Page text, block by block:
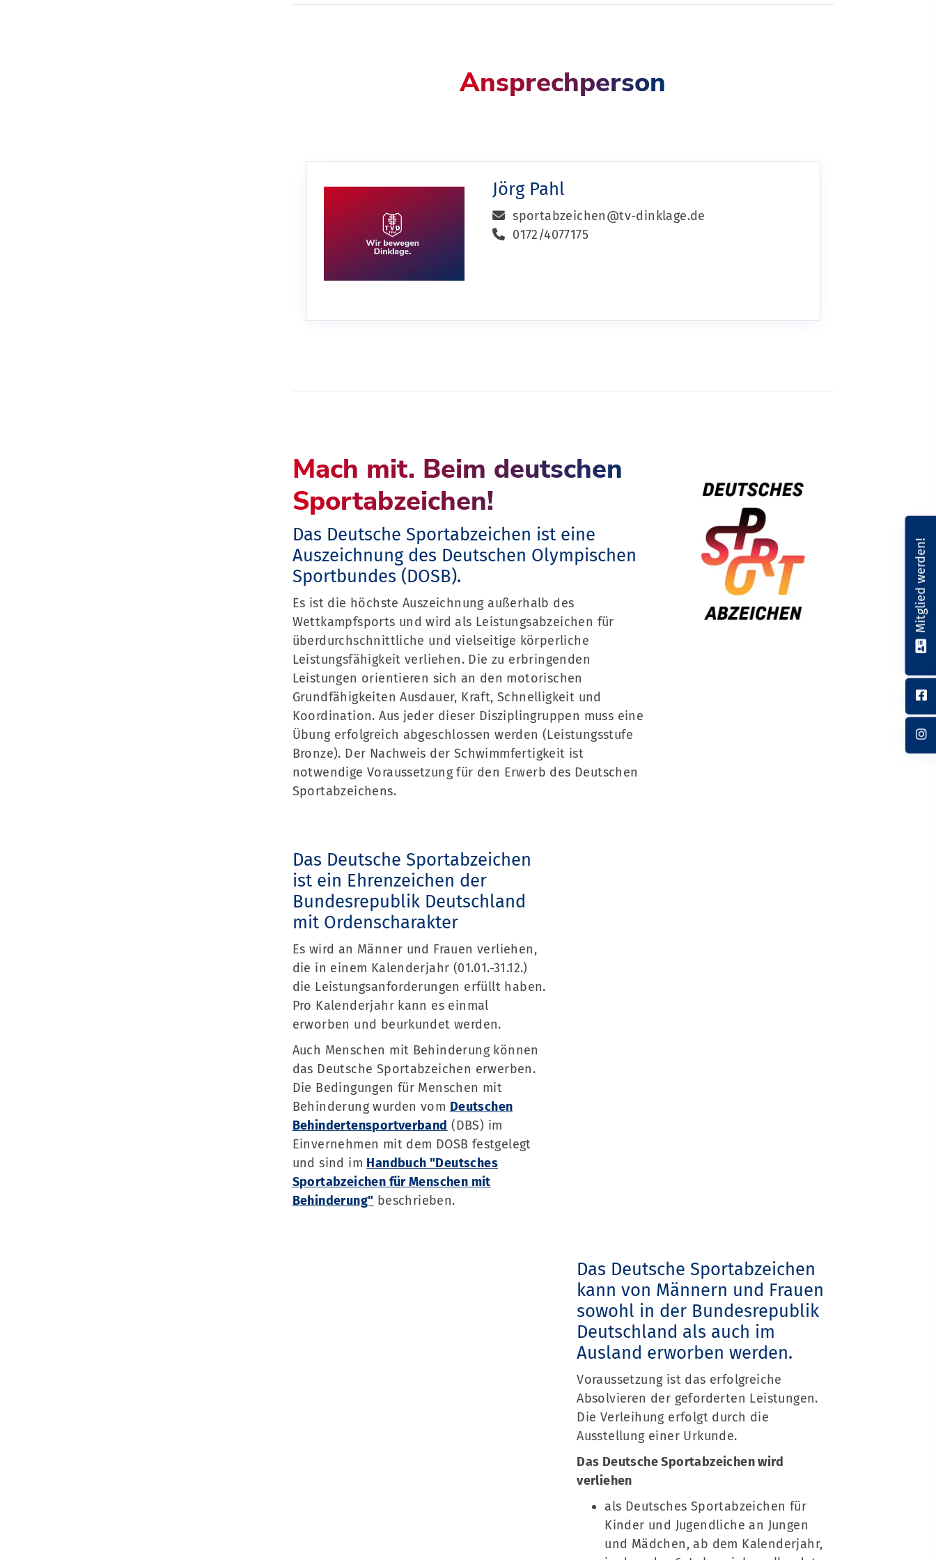
Ansprechperson
Jörg Pahl
sportabzeichen@tv-dinklage.de
0172/4077175
Mach mit. Beim deutschen
Sportabzeichen!
Das Deutsche Sportabzeichen ist eine
Auszeichnung des Deutschen Olympischen
Sportbundes (DOSB).
Es ist die höchste Auszeichnung außerhalb des
Wettkampfsports und wird als Leistungsabzeichen für
überdurchschnittliche und vielseitige körperliche
Leistungsfähigkeit verliehen. Die zu erbringenden
Leistungen orientieren sich an den motorischen
Grundfähigkeiten Ausdauer, Kraft, Schnelligkeit und
Koordination. Aus jeder dieser Disziplingruppen muss eine
Übung erfolgreich abgeschlossen werden (Leistungsstufe
Bronze). Der Nachweis der Schwimmfertigkeit ist
notwendige Voraussetzung für den Erwerb des Deutschen
Sportabzeichens.
Das Deutsche Sportabzeichen
ist ein Ehrenzeichen der
Bundesrepublik Deutschland
mit Ordenscharakter
Es wird an Männer und Frauen verliehen,
die in einem Kalenderjahr (01.01.-31.12.)
die Leistungsanforderungen erfüllt haben.
Pro Kalenderjahr kann es einmal
erworben und beurkundet werden.
Auch Menschen mit Behinderung können
das Deutsche Sportabzeichen erwerben.
Die Bedingungen für Menschen mit
Behinderung wurden vom Deutschen
Behindertensportverband (DBS) im
Einvernehmen mit dem DOSB festgelegt
und sind im Handbuch "Deutsches
Sportabzeichen für Menschen mit
Behinderung" beschrieben.
Das Deutsche Sportabzeichen
kann von Männern und Frauen
sowohl in der Bundesrepublik
Deutschland als auch im
Ausland erworben werden.
Voraussetzung ist das erfolgreiche
Absolvieren der geforderten Leistungen.
Die Verleihung erfolgt durch die
Ausstellung einer Urkunde.
Das Deutsche Sportabzeichen wird
verliehen
als Deutsches Sportabzeichen für
Kinder und Jugendliche an Jungen
und Mädchen, ab dem Kalenderjahr,
Mitglied werden!